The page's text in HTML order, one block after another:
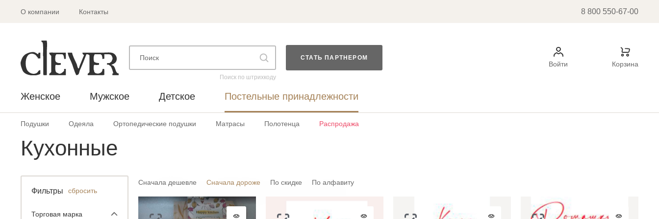
О компании Контакты 8 800 550-67-00
Поиск по штрихкоду
СТАТЬ ПАРТНЕРОМ
Войти Корзина
Женское Мужское Детское Постельные принадлежности
Подушки Одеяла Ортопедические подушки Матрасы Полотенца Распродажа
Кухонные
Фильтры сбросить
Торговая марка
Сначала дешевле Сначала дороже По скидке По алфавиту